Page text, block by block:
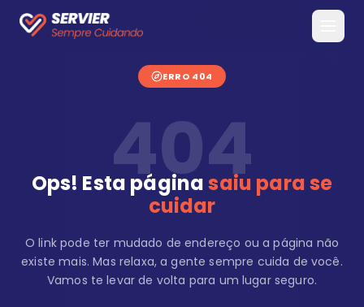
ERRO 404
404
Ops! Esta páginasaiu para se
cuidar
O link pode ter mudado de endereço ou a página não
existe mais. Mas relaxa, a gente sempre cuida de você.
Vamos te levar de volta para um lugar seguro.